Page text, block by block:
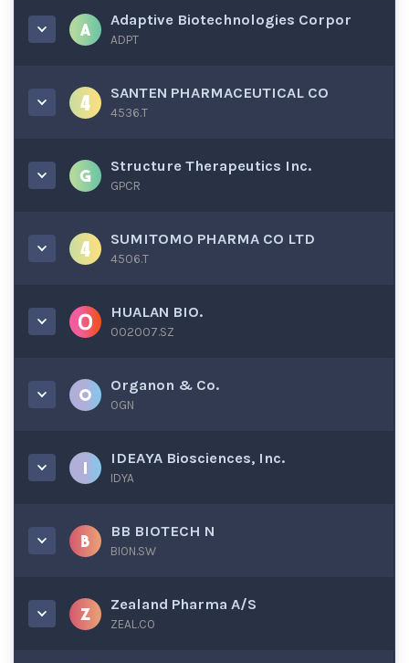
Adaptive Biotechnologies Corpor
ADPT
SANTEN PHARMACEUTICAL CO
4536.T
Structure Therapeutics Inc.
GPCR
SUMITOMO PHARMA CO LTD
4506.T
HUALAN BIO.
002007.SZ
Organon & Co.
OGN
IDEAYA Biosciences, Inc.
IDYA
BB BIOTECH N
BION.SW
Zealand Pharma A/S
ZEAL.CO